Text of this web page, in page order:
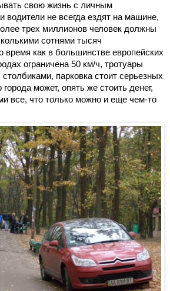
свою жизнь с личным
водители не всегда ездят на машине,
трех миллионов человек должны
сотнями тысяч
время как в большинстве европейских
ограничена 50 км/ч, тротуары
парковка стоит серьезных
города может, опять же стоить денег,
все, что только можно и еще чем-то